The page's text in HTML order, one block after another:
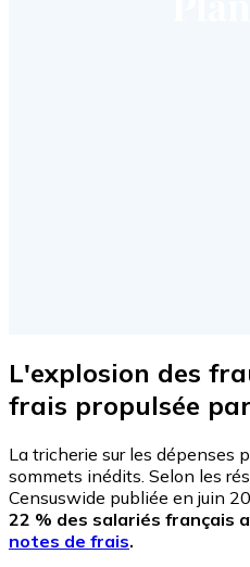
L'explosion des
frais propulsée
La tricherie sur les dépenses
sommets inédits. Selon les
Censuswide publiée en juin
22 % des salariés français
notes de frais.